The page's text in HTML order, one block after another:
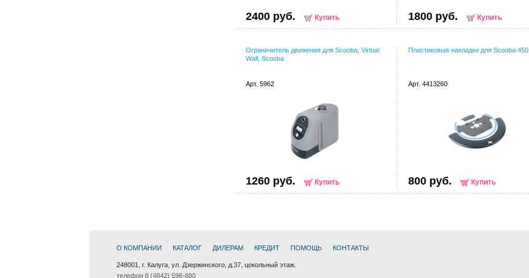
2400 руб. Купить 1800 руб. Купить
Ограничитель движения для Scooba, Virtual
Wall, Scooba
Арт. 5962
1260 руб. Купить
Пластиковые накладки для Scooba 450
Арт. 4413260
800 руб. Купить
О КОМПАНИИ КАТАЛОГ ДИЛЕРАМ КРЕДИТ ПОМОЩЬ КОНТАКТЫ
248001, г. Калуга, ул. Дзержинского, д.37, цокольный этаж.
телефон 8 (4842) 596-880